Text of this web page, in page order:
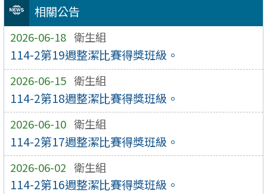
相關公告
2026-06-18 衛生組
114-2第19週整潔比賽得獎班級。
2026-06-15 衛生組
114-2第18週整潔比賽得獎班級。
2026-06-10 衛生組
114-2第17週整潔比賽得獎班級。
2026-06-02 衛生組
114-2第16週整潔比賽得獎班級。